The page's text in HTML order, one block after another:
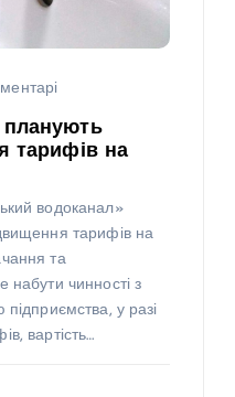
тарифів на
водоканал»
тарифів на
та
набути чинності з
у разі
вартість…